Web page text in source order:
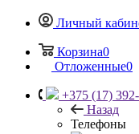
Личный
Корзина0
Отложенные0
+375 (17)
Назад
Телефоны